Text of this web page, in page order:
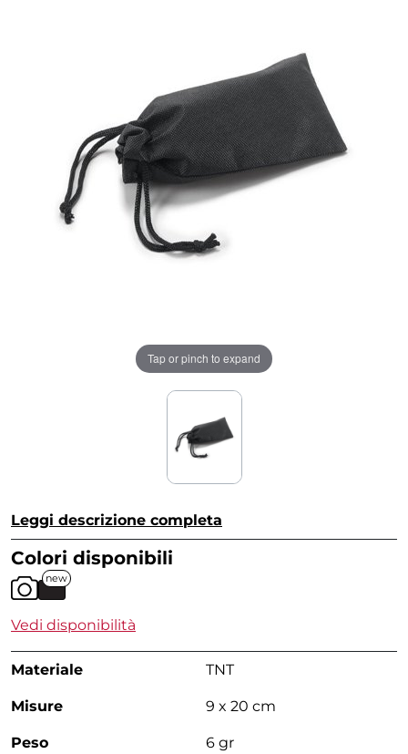
Tap or pinch to expand
Leggi descrizione completa
Colori disponibili
new
Vedi disponibilità
Materiale TNT
Misure 9 x 20 cm
Peso 6 gr